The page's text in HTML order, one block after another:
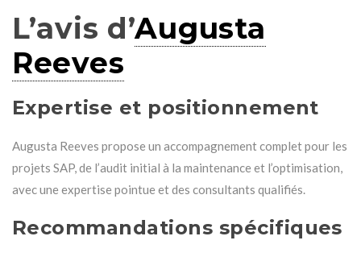
L’avis d’Augusta
Reeves
Expertise et positionnement
Augusta Reeves propose un accompagnement complet pour les
projets SAP, de l’audit initial à la maintenance et l’optimisation,
avec une expertise pointue et des consultants qualifiés.
Recommandations spécifiques